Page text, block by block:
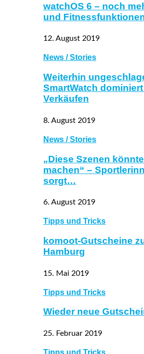
watchOS 6 – noch
und
12. August 2019
News / Stories
Weiterhin
SmartWatch
Verkäufen
8. August 2019
News / Stories
„Diese Szenen
machen“ –
sorgt…
6. August 2019
Tipps und Tricks
komoot-Gutscheine
Hamburg
15. Mai 2019
Tipps und Tricks
Wieder neue
25. Februar 2019